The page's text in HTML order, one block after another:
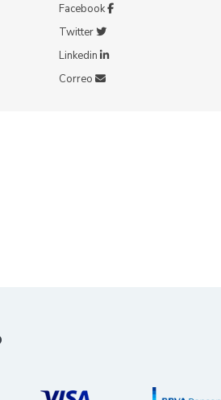
Facebook
Twitter
Linkedin
Correo